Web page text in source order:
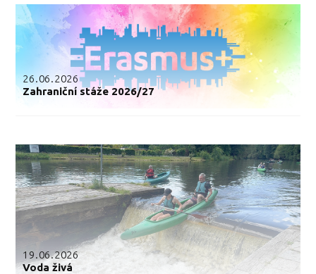
26.06.2026
Zahraniční stáže 2026/27
19.06.2026
Voda živá